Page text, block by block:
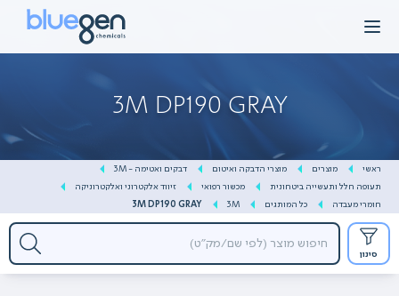
to
3M DP190 GRAY
ראשי מוצרים מוצרי הדבקה ואיטום
דבקים ואטימה - 3M
תעופה חלל ותעשייה ביטחונית
מכשור רפואי
זיווד אלקטרוני ואלקטרוניקה
חומרי מעבדה
כל המותגים 3M
3M DP190 GRAY
סינון